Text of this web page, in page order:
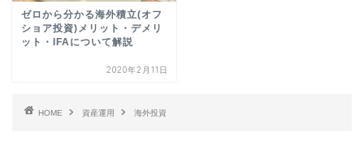
ゼロから分かる海外積立(オフ
ショア投資)メリット・デメリ
ット・IFAについて解説
2020年2月11日
HOME 資産運用 海外投資